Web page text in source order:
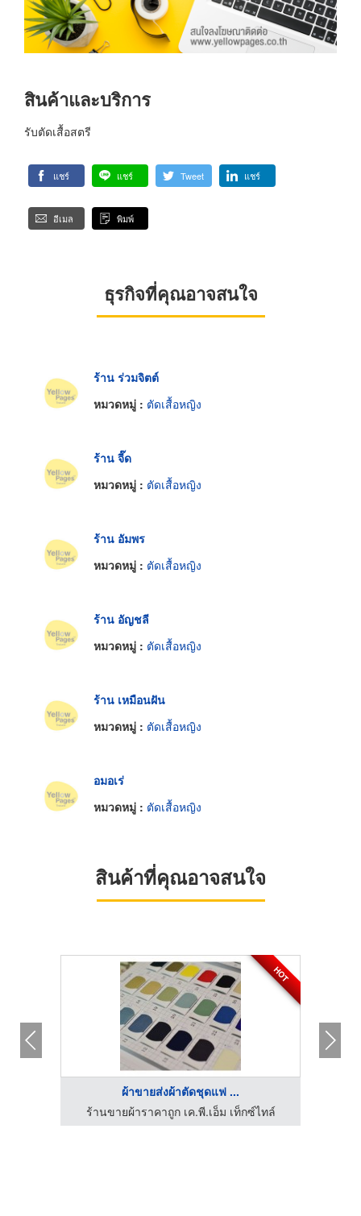
สินค้าและบริการ
รับตัดเสื้อสตรี
แชร์ แชร์ Tweet แชร์
อีเมล พิมพ์
ธุรกิจที่คุณอาจสนใจ
ร้าน ร่วมจิตต์
หมวดหมู่ : ตัดเสื้อหญิง
ร้าน จี๊ด
หมวดหมู่ : ตัดเสื้อหญิง
ร้าน อัมพร
หมวดหมู่ : ตัดเสื้อหญิง
ร้าน อัญชลี
หมวดหมู่ : ตัดเสื้อหญิง
ร้าน เหมือนฝัน
หมวดหมู่ : ตัดเสื้อหญิง
อมอเร่
หมวดหมู่ : ตัดเสื้อหญิง
สินค้าที่คุณอาจสนใจ
HOT
ผ้าขายส่งผ้าตัดชุดแฟ ...
ร้านขายผ้าราคาถูก เค.พี.เอ็ม เท็กซ์ไทล์